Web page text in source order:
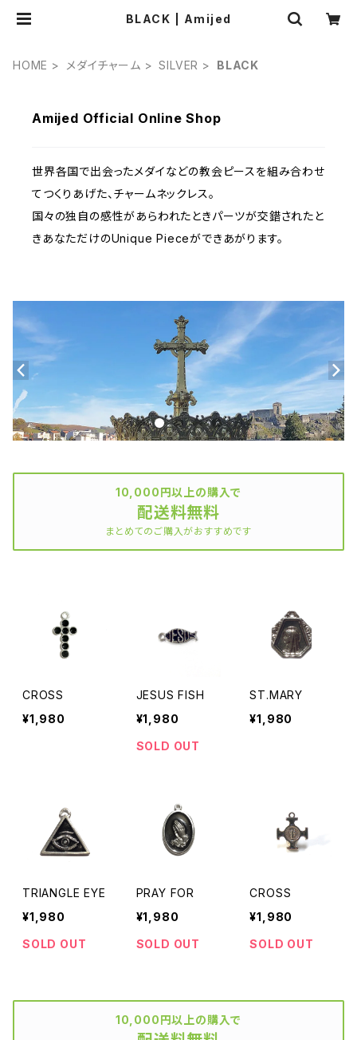
BLACK | Amijed
HOME メダイチャーム SILVER BLACK
Amijed Official Online Shop
世界各国で出会ったメダイなどの教会ピースを組み合わせ
てつくりあげた、チャームネックレス。
国々の独自の感性があらわれたときパーツが交錯されたと
きあなただけのUnique Pieceができあがります。
10,000円以上の購入で
配送料無料
まとめてのご購入がおすすめです
CROSS
¥1,980
JESUS FISH
¥1,980
SOLD OUT
ST.MARY
¥1,980
TRIANGLE EYE
¥1,980
SOLD OUT
PRAY FOR
¥1,980
SOLD OUT
CROSS
¥1,980
SOLD OUT
10,000円以上の購入で